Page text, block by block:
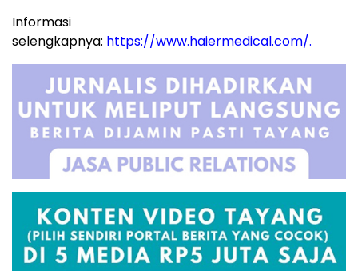
Informasi
selengkapnya: https://www.haiermedical.com/.